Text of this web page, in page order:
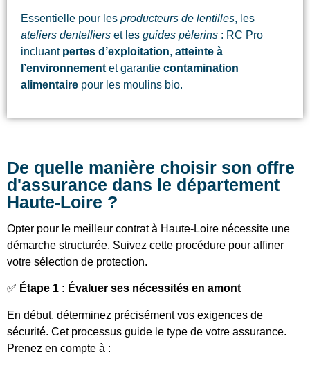
Essentielle pour les producteurs de lentilles, les
ateliers dentelliers et les guides pèlerins : RC Pro
incluant pertes d’exploitation, atteinte à
l’environnement et garantie contamination
alimentaire pour les moulins bio.
De quelle manière choisir son offre
d'assurance dans le département
Haute-Loire ?
Opter pour le meilleur contrat à Haute-Loire nécessite une
démarche structurée. Suivez cette procédure pour affiner
votre sélection de protection.
✅ Étape 1 : Évaluer ses nécessités en amont
En début, déterminez précisément vos exigences de
sécurité. Cet processus guide le type de votre assurance.
Prenez en compte à :